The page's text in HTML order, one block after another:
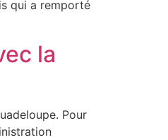
qui a remporté
la
Pour